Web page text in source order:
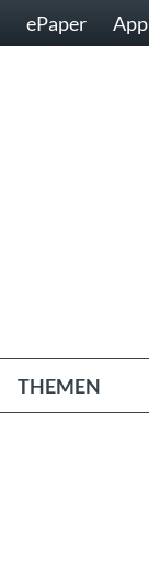
ePaper App
THEMEN